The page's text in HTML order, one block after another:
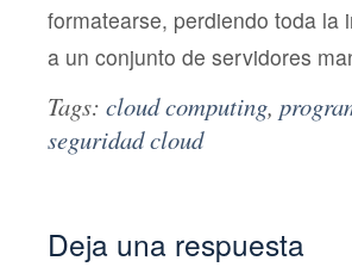
formatearse, perdiendo toda la
a un conjunto de servidores
Tags: cloud computing,
seguridad cloud
Deja una respuesta